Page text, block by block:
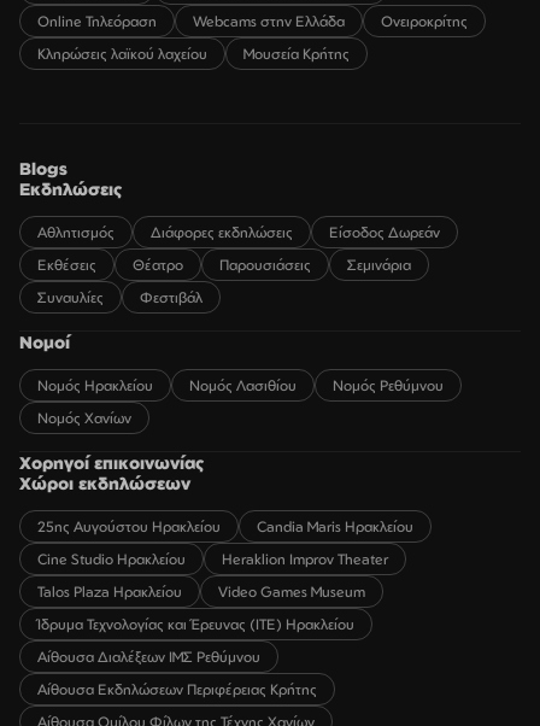
Online Τηλεόραση
Webcams στην Ελλάδα
Ονειροκρίτης
Κληρώσεις λαϊκού λαχείου
Μουσεία Κρήτης
Blogs
Εκδηλώσεις
Αθλητισμός Διάφορες εκδηλώσεις
Είσοδος Δωρεάν
Εκθέσεις
Θέατρο Παρουσιάσεις
Σεμινάρια
Συναυλίες
Φεστιβάλ
Νομοί
Νομός Ηρακλείου Νομός Λασιθίου
Νομός Ρεθύμνου
Νομός Χανίων
Χορηγοί επικοινωνίας
Χώροι εκδηλώσεων
25ης Αυγούστου Ηρακλείου
Candia Maris Ηρακλείου
Cine Studio Ηρακλείου
Heraklion Improv Theater
Talos Plaza Ηρακλείου
Video Games Museum
Ίδρυμα Τεχνολογίας και Έρευνας (ΙΤΕ) Ηρακλείου
Αίθουσα Διαλέξεων ΙΜΣ Ρεθύμνου
Αίθουσα Εκδηλώσεων Περιφέρειας Κρήτης
Αίθουσα Ομίλου Φίλων της Τέχνης Χανίων